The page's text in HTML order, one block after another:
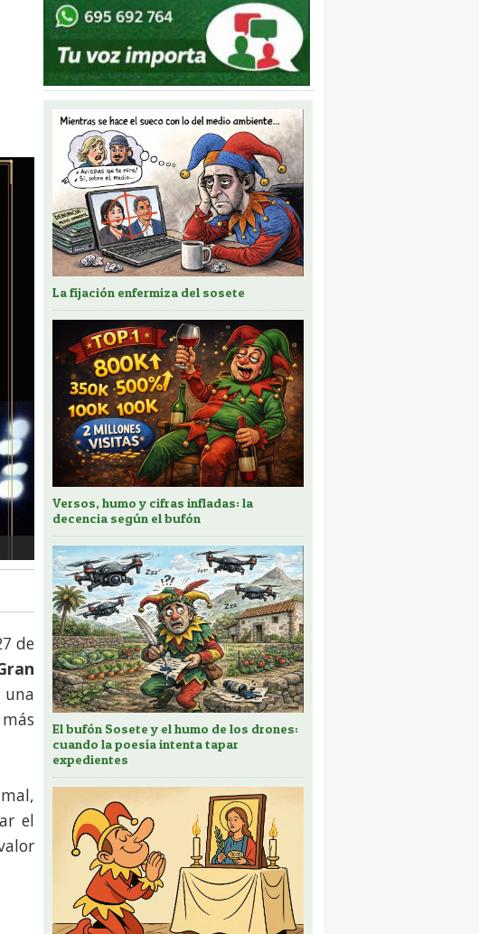
de
una
el
La fijación enfermiza del sosete
Versos, humo y cifras infladas: la
decencia según el bufón
El bufón Sosete y el humo de los drones:
cuando la poesía intenta tapar
expedientes